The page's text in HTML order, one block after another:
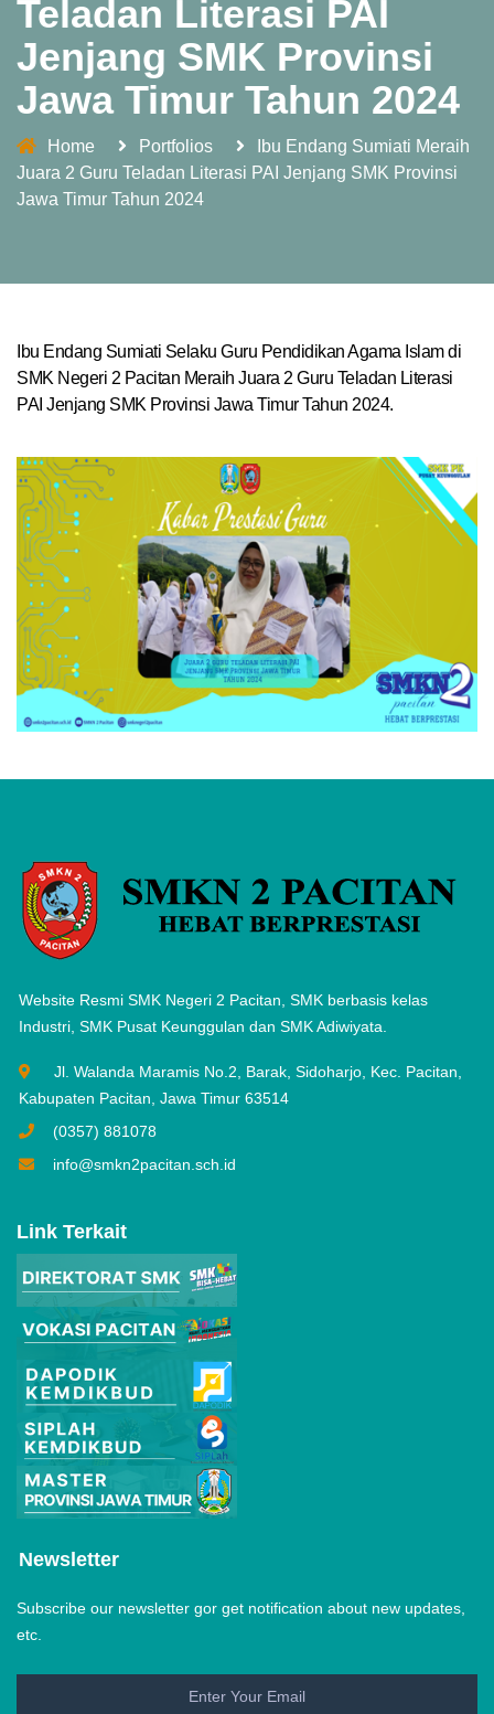
Teladan Literasi PAI
Jenjang SMK Provinsi
Jawa Timur Tahun 2024
Home Portfolios
Ibu Endang Sumiati Meraih
Juara 2 Guru Teladan Literasi PAI Jenjang SMK Provinsi
Jawa Timur Tahun 2024
Ibu Endang Sumiati Selaku Guru Pendidikan Agama Islam di
SMK Negeri 2 Pacitan Meraih Juara 2 Guru Teladan Literasi
PAI Jenjang SMK Provinsi Jawa Timur Tahun 2024.
Website Resmi SMK Negeri 2 Pacitan, SMK berbasis kelas
Industri, SMK Pusat Keunggulan dan SMK Adiwiyata.
Jl. Walanda Maramis No.2, Barak, Sidoharjo, Kec. Pacitan,
Kabupaten Pacitan, Jawa Timur 63514
(0357) 881078
info@smkn2pacitan.sch.id
Link Terkait
Newsletter
Subscribe our newsletter gor get notification about new updates,
etc.